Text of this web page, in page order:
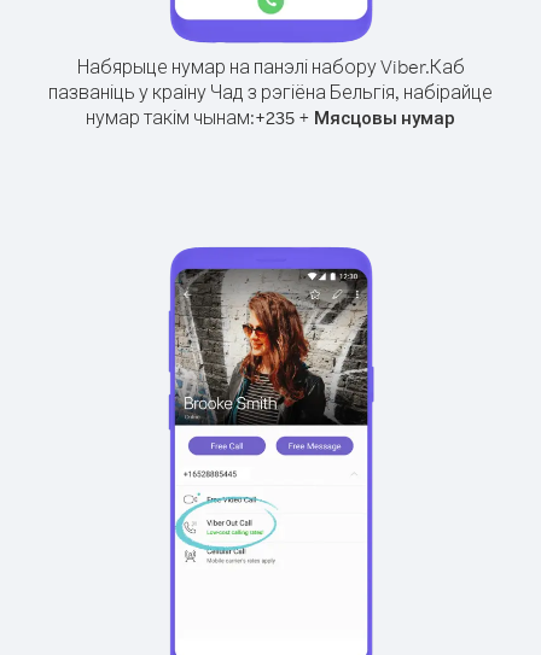
Набярыце нумар на панэлі набору Viber.Каб
пазваніць у краіну Чад з рэгіёна Бельгія, набірайце
нумар такім чынам:+235 + Мясцовы нумар